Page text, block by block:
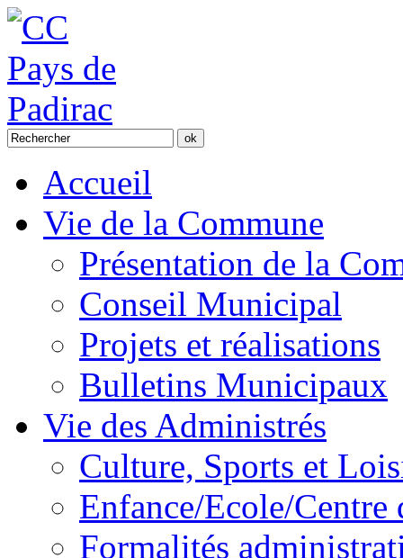
Accueil
Vie de la Commune
Présentation de la
Conseil Municipal
Projets et réalisations
Bulletins Municipaux
Vie des Administrés
Culture, Sports et
Enfance/Ecole/Centre
Formalités